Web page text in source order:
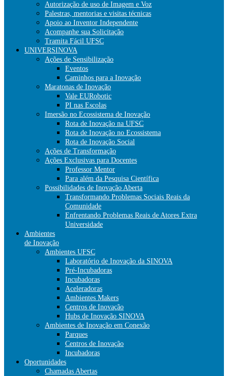
Autorização de uso de Imagem e Voz
Palestras, mentorias e visitas técnicas
Apoio ao Inventor Independente
Acompanhe sua Solicitação
Tramita Fácil UFSC
UNIVERSINOVA
Ações de Sensibilização
Eventos
Caminhos para a Inovação
Maratonas de Inovação
Vale EURobotic
PI nas Escolas
Imersão no Ecossistema de Inovação
Rota de Inovação na UFSC
Rota de Inovação no Ecossistema
Rota de Inovação Social
Ações de Transformação
Ações Exclusivas para Docentes
Professor Mentor
Para além da Pesquisa Científica
Possibilidades de Inovação Aberta
Transformando Problemas Sociais Reais da
Comunidade
Enfrentando Problemas Reais de Atores Extra
Universidade
Ambientes
de Inovação
Ambientes UFSC
Laboratório de Inovação da SINOVA
Pré-Incubadoras
Incubadoras
Aceleradoras
Ambientes Makers
Centros de Inovação
Hubs de Inovação SINOVA
Ambientes de Inovação em Conexão
Parques
Centros de Inovação
Incubadoras
Oportunidades
Chamadas Abertas